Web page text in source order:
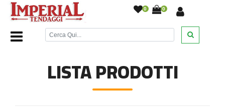
0 0
Home Page/
LISTA PRODOTTI